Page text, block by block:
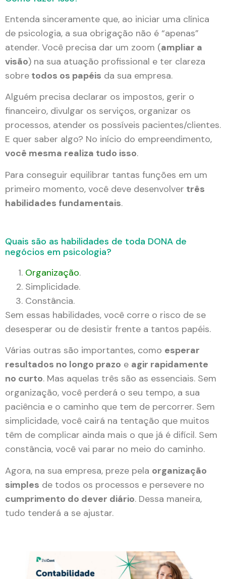
Entenda sinceramente que, ao iniciar uma clínica
de psicologia, a sua obrigação não é “apenas”
atender. Você precisa dar um zoom (ampliar a
visão) na sua atuação profissional e ter clareza
sobre todos os papéis da sua empresa.
Alguém precisa declarar os impostos, gerir o
financeiro, divulgar os serviços, organizar os
processos, atender os possíveis pacientes/clientes.
E quer saber algo? No início do empreendimento,
você mesma realiza tudo isso.
Para conseguir equilibrar tantas funções em um
primeiro momento, você deve desenvolver três
habilidades fundamentais.
Quais são as habilidades de toda DONA de
negócios em psicologia?
Organização.
Simplicidade.
Constância.
Sem essas habilidades, você corre o risco de se
desesperar ou de desistir frente a tantos papéis.
Várias outras são importantes, como esperar
resultados no longo prazo e agir rapidamente
no curto. Mas aquelas três são as essenciais. Sem
organização, você perderá o seu tempo, a sua
paciência e o caminho que tem de percorrer. Sem
simplicidade, você cairá na tentação que muitos
têm de complicar ainda mais o que já é difícil. Sem
constância, você vai parar no meio do caminho.
Agora, na sua empresa, preze pela organização
simples de todos os processos e persevere no
cumprimento do dever diário. Dessa maneira,
tudo tenderá a se ajustar.